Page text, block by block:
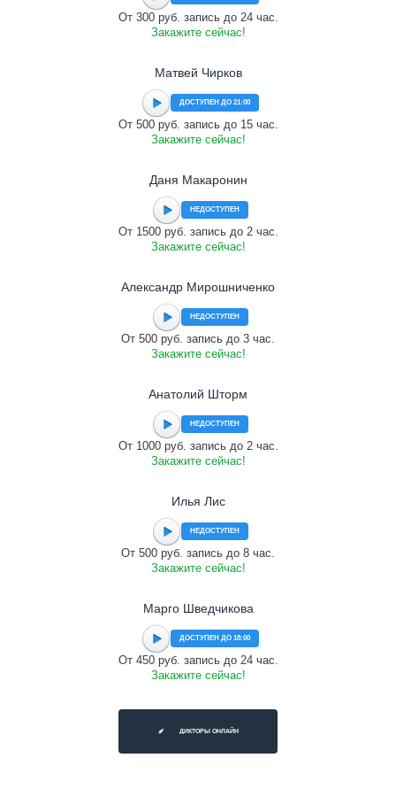
От 300 руб. запись до 24 час.
Закажите сейчас!
Матвей Чирков
ДОСТУПЕН ДО 21:00
От 500 руб. запись до 15 час.
Закажите сейчас!
Даня Макаронин
НЕДОСТУПЕН
От 1500 руб. запись до 2 час.
Закажите сейчас!
Александр Мирошниченко
НЕДОСТУПЕН
От 500 руб. запись до 3 час.
Закажите сейчас!
Анатолий Шторм
НЕДОСТУПЕН
От 1000 руб. запись до 2 час.
Закажите сейчас!
Илья Лис
НЕДОСТУПЕН
От 500 руб. запись до 8 час.
Закажите сейчас!
Марго Шведчикова
ДОСТУПЕН ДО 18:00
От 450 руб. запись до 24 час.
Закажите сейчас!
ДИКТОРЫ ОНЛАЙН